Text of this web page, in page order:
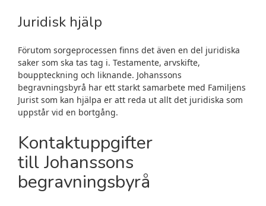
Juridisk hjälp
Förutom sorgeprocessen finns det även en del juridiska
saker som ska tas tag i. Testamente, arvskifte,
bouppteckning och liknande. Johanssons
begravningsbyrå har ett starkt samarbete med Familjens
Jurist som kan hjälpa er att reda ut allt det juridiska som
uppstår vid en bortgång.
Kontaktuppgifter
till Johanssons
begravningsbyrå